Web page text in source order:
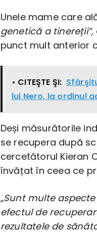
Unele mame care
genetică a tinereții”,
punct mult anterior
• CITEŞTE ŞI:
lui Nero, la ordinul
Deși măsurătorile
se recupera după
cercetătorul Kieran
învățat în ceea ce
„Sunt multe
efectul de
rezultatele de